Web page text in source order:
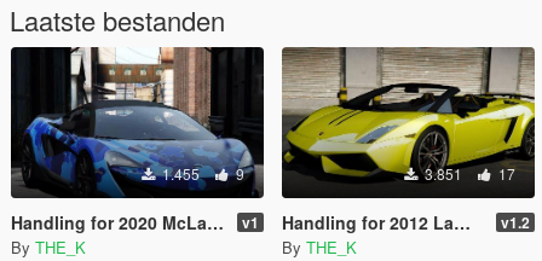
Laatste bestanden
1.455 9
Handling for 2020 McLaren GT v1
By THE_K
3.851 17
Handling for 2012 Lamborghini Gallardo LP 570-4 Spyder Performante v1.2
By THE_K